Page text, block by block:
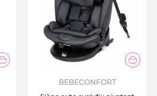
BEBECONFORT